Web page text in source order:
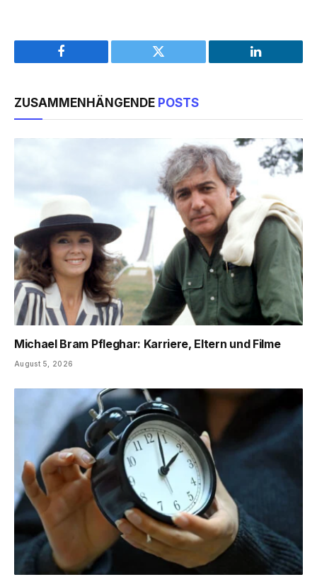
Facebook Twitter LinkedIn
ZUSAMMENHÄNGENDE POSTS
Michael Bram Pfleghar: Karriere, Eltern und Filme
August 5, 2026